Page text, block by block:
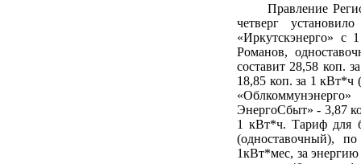
Правление
четверг
«Иркутскэнерго» с
Романов,
составит 28,58 коп.
18,85 коп. за 1 кВт*ч
ЭнергоСбыт» - 3,87
1 кВт*ч. Тариф для
(одноставочный),
1кВт*мес, за